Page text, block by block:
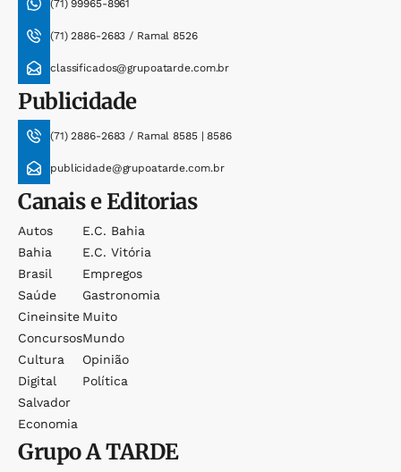
(71) 99965-8961
(71) 2886-2683 / Ramal 8526
classificados@grupoatarde.com.br
Publicidade
(71) 2886-2683 / Ramal 8585 | 8586
publicidade@grupoatarde.com.br
Canais e Editorias
Autos
Bahia
Brasil
Saúde
Cineinsite
Concursos
Cultura
Digital
Salvador
Economia
E.c. Bahia
E.c. Vitória
Empregos
Gastronomia
Muito
Mundo
Opinião
Política
GrupoA TARDE